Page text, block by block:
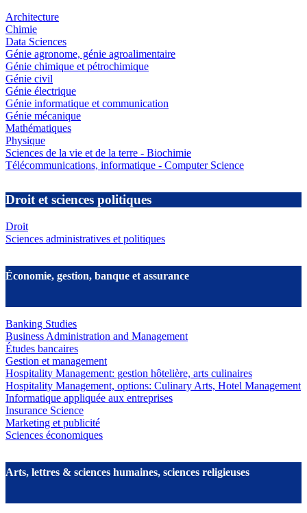
Architecture
Chimie
Data Sciences
Génie agronome, génie agroalimentaire
Génie chimique et pétrochimique
Génie civil
Génie électrique
Génie informatique et communication
Génie mécanique
Mathématiques
Physique
Sciences de la vie et de la terre - Biochimie
Télécommunications, informatique - Computer Science
Droit et sciences politiques
Droit
Sciences administratives et politiques
Économie, gestion, banque et assurance
Banking Studies
Business Administration and Management
Études bancaires
Gestion et management
Hospitality Management: gestion hôtelière, arts culinaires
Hospitality Management, options: Culinary Arts, Hotel Management
Informatique appliquée aux entreprises
Insurance Science
Marketing et publicité
Sciences économiques
Arts, lettres & sciences humaines, sciences religieuses